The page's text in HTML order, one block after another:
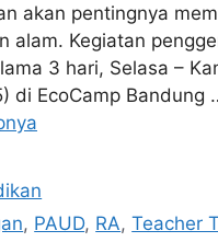
akan pentingnya
alam. Kegiatan
3 hari, Selasa –
di EcoCamp Bandung
, PAUD, RA,Teacher